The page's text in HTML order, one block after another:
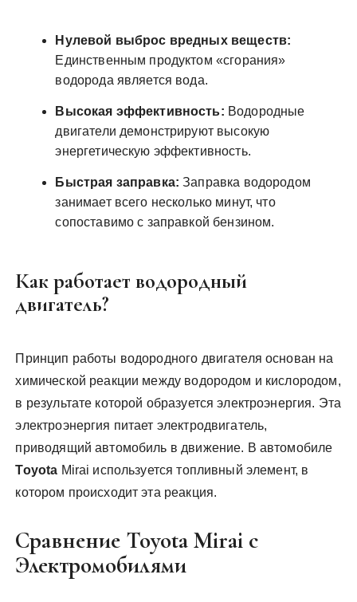
Нулевой выброс вредных веществ:
Единственным продуктом «сгорания»
водорода является вода.
Высокая эффективность: Водородные
двигатели демонстрируют высокую
энергетическую эффективность.
Быстрая заправка: Заправка водородом
занимает всего несколько минут, что
сопоставимо с заправкой бензином.
Как работает водородный
двигатель?
Принцип работы водородного двигателя основан на
химической реакции между водородом и кислородом,
в результате которой образуется электроэнергия. Эта
электроэнергия питает электродвигатель,
приводящий автомобиль в движение. В автомобиле
Toyota Mirai используется топливный элемент, в
котором происходит эта реакция.
Сравнение Toyota Mirai с
Электромобилями